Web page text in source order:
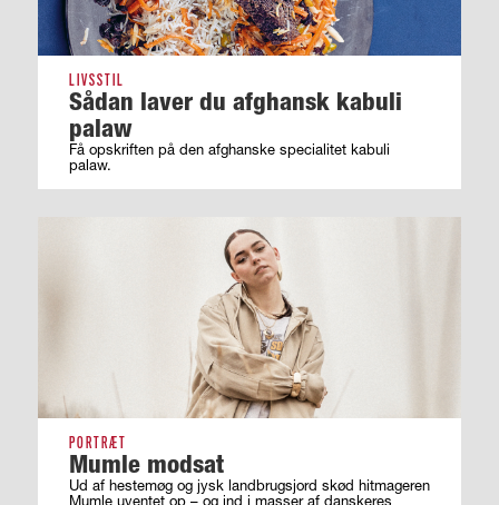
LIVSSTIL
Sådan laver du afghansk kabuli
palaw
Få opskriften på den afghanske specialitet kabuli
palaw.
PORTRÆT
Mumle modsat
Ud af hestemøg og jysk landbrugsjord skød hitmageren
Mumle uventet op – og ind i masser af ­danskeres